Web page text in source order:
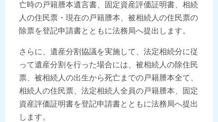
亡時の戸籍謄本遺言書、固定資産評価証明書、相続
人の住民票・現在の戸籍謄本、被相続人の住民票の
除票を登記申請書とともに法務局へ提出します。
さらに、遺産分割協議を実施して、法定相続分に従
って遺産分割を行った場合には、被相続人の除住民
票、被相続人の出生から死亡までの戸籍謄本全て、
相続人の住民票、法定相続人全員の戸籍謄本、固定
資産評価証明書を登記申請書とともに法務局へ提出
します。